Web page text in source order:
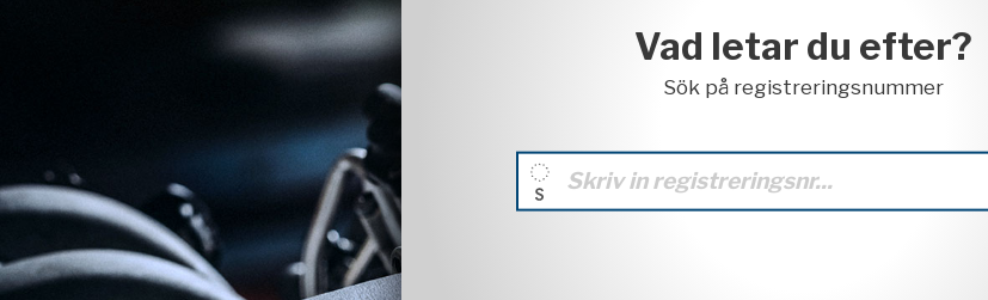
Vad letar du efter?
Sök på registreringsnummer